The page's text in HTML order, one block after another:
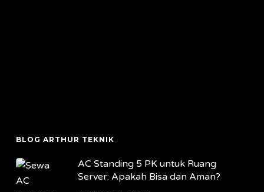
BLOG ARTHUR TEKNIK
AC Standing 5 PK untuk Ruang
Server: Apakah Bisa dan Aman?